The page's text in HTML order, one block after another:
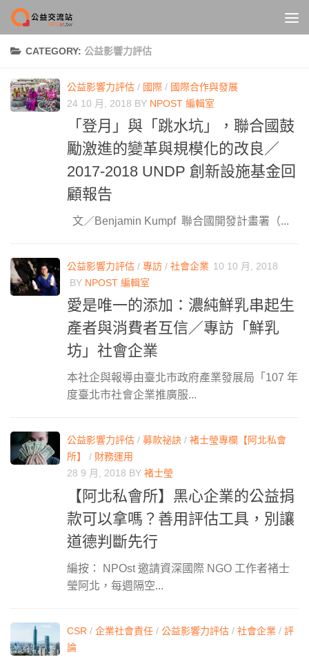
Skip to content
CATEGORY: 公益影響力評估
公益影響力評估 / 國際 / 國際合作與發展
24 10 月, 2018 BY NPOST 編輯室
「登月」與「跳水坑」，聯合國鼓
勵激進的變革與規模化的改良／
2017-2018 UNDP 創新設施基金回
顧報告
文／Benjamin Kumpf 聯合國開發計畫署（...
公益影響力評估 / 專訪 / 社會企業 10 10 月, 2018
BY NPOST 編輯室
愛是唯一的添加：濃純鮮乳串起生
產者與消費者互信／專訪「鮮乳
坊」社會企業
本社企與報導由臺北市政府產業發展局「107 年
度臺北市社會企業推廣服...
公益影響力評估 / 募款祕訣 / 褚士瑩專欄【阿北私會
所】
/ 財務運用
28 9 月, 2018 BY 褚士瑩
【阿北私會所】黑心企業的公益捐
款可以拿嗎？善用評估工具，別讓
道德判斷先行
編按： NPOst 邀請資深國際 NGO 工作者褚士
瑩阿北，每週隔空...
CSR / 企業社會責任 / 公益影響力評估 / 社會企業 / 評
論